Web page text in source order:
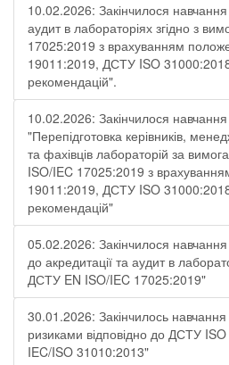
10.02.2026: Закінчилося
аудит в лабораторіях згідно з
17025:2019 з врахуванням
19011:2019, ДСТУ ISO
рекомендацій".
10.02.2026: Закінчилося
"Перепідготовка керівників,
та фахівців лабораторій за
ISO/IEC 17025:2019 з
19011:2019, ДСТУ ISO
рекомендацій"
05.02.2026: Закінчилося
до акредитації та аудит в
ДСТУ EN ISO/IEC 17025:2019"
30.01.2026: Закінчилось
ризиками відповідно до ДСТУ
IEC/ISO 31010:2013"